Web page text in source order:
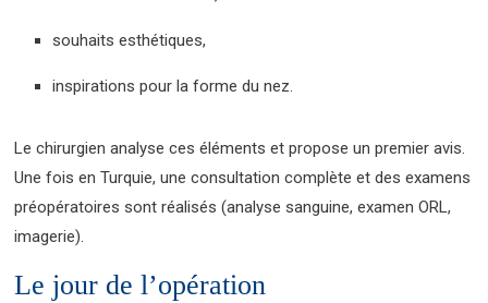
souhaits esthétiques,
inspirations pour la forme du nez.
Le chirurgien analyse ces éléments et propose un premier avis.
Une fois en Turquie, une consultation complète et des examens
préopératoires sont réalisés (analyse sanguine, examen ORL,
imagerie).
Le jour de l’opération